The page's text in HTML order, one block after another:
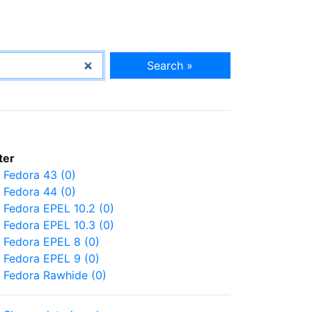
Search »
Fedora 43 (0)
Fedora 44 (0)
Fedora EPEL 10.2 (0)
Fedora EPEL 10.3 (0)
Fedora EPEL 8 (0)
Fedora EPEL 9 (0)
Fedora Rawhide (0)